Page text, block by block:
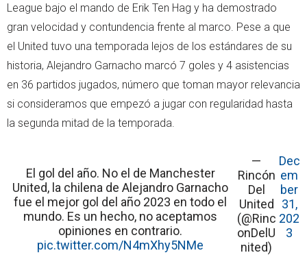
League bajo el mando de Erik Ten Hag y ha demostrado
gran velocidad y contundencia frente al marco. Pese a que
el United tuvo una temporada lejos de los estándares de su
historia, Alejandro Garnacho marcó 7 goles y 4 asistencias
en 36 partidos jugados, número que toman mayor relevancia
si consideramos que empezó a jugar con regularidad hasta
la segunda mitad de la temporada.
El gol del año. No el de Manchester
United, la chilena de Alejandro Garnacho
fue el mejor gol del año 2023 en todo el
mundo. Es un hecho, no aceptamos
opiniones en contrario.
pic.twitter.com/N4mXhy5NMe
—
Rincón
Del
United
(@Rinc
onDelU
nited)
Dec
em
ber
31,
202
3